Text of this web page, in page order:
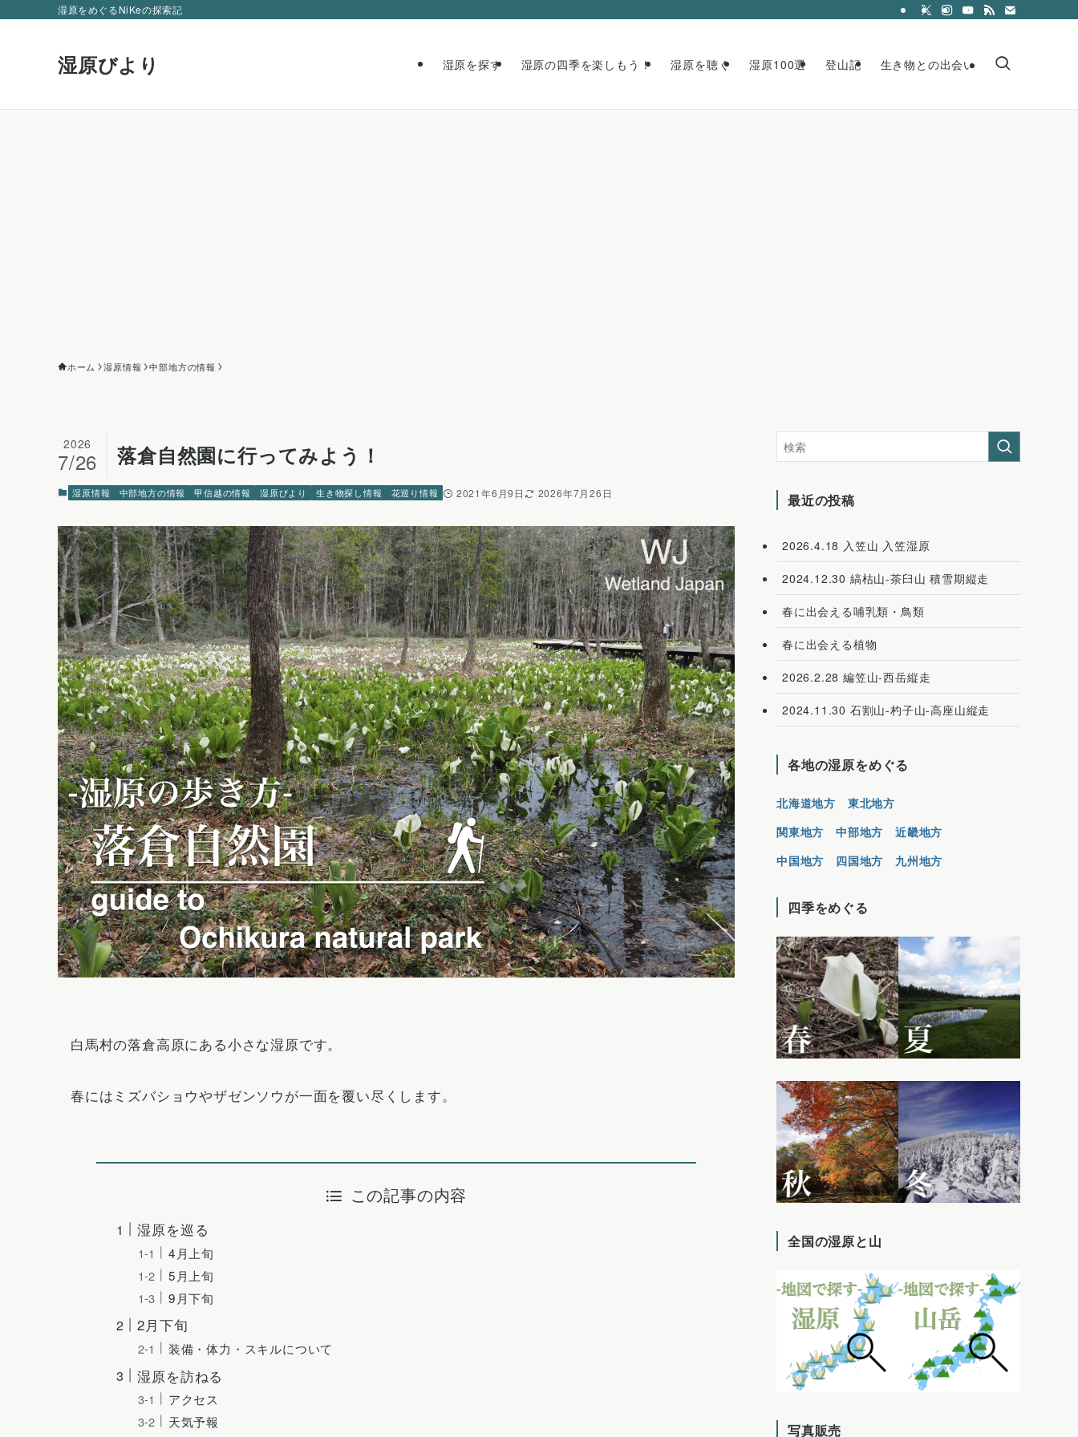
湿原をめぐるNiKeの探索記
湿原びより 湿原を探す 湿原の四季を楽しもう！ 湿原を聴く 湿原100選 登山記 生き物との出会い
ホーム 湿原情報 中部地方の情報
落倉自然園に行ってみよう！
2026
7/26
湿原情報 中部地方の情報 甲信越の情報 湿原びより 生き物探し情報 花巡り情報 2021年6月9日 2026年7月26日
白馬村の落倉高原にある小さな湿原です。
春にはミズバショウやザゼンソウが一面を覆い尽くします。
この記事の内容
湿原を巡る
4月上旬
5月上旬
9月下旬
2月下旬
装備・体力・スキルについて
湿原を訪ねる
アクセス
天気予報
最近の投稿
2026.4.18 入笠山 入笠湿原
2024.12.30 縞枯山-茶臼山 積雪期縦走
春に出会える哺乳類・鳥類
春に出会える植物
2026.2.28 編笠山-西岳縦走
2024.11.30 石割山-杓子山-高座山縦走
各地の湿原をめぐる
北海道地方
東北地方
関東地方
中部地方
近畿地方
中国地方
四国地方 九州地方
四季をめぐる
全国の湿原と山
写真販売